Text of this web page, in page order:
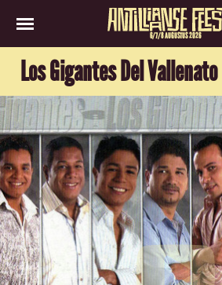
6/7/8 AUGUSTUS 2026
Los Gigantes Del Vallenato